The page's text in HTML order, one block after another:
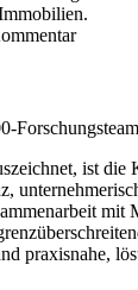
ist die
mit
praxisnahe,